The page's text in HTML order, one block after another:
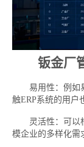
钣金厂管
易用性：例如易
触ERP系统的用户
灵活性：可以根
模企业的多样化需